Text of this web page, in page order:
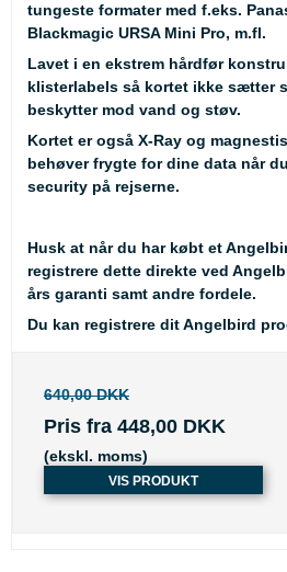
tungeste formater med f.eks.
Blackmagic URSA Mini Pro, m.fl.
Lavet i en ekstrem hårdfør
klisterlabels så kortet ikke sætter
beskytter mod vand og støv.
Kortet er også X-Ray og
behøver frygte for dine data når
security på rejserne.
Husk at når du har købt et
registrere dette direkte ved
års garanti samt andre fordele.
Du kan registrere dit Angelbird
640,00 DKK
Pris fra 448,00 DKK
(ekskl. moms)
VIS PRODUKT